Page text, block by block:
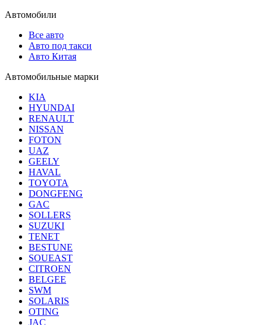
Автомобили
Все авто
Авто под такси
Авто Китая
Автомобильные марки
KIA
HYUNDAI
RENAULT
NISSAN
FOTON
UAZ
GEELY
HAVAL
TOYOTA
DONGFENG
GAC
SOLLERS
SUZUKI
TENET
BESTUNE
SOUEAST
CITROEN
BELGEE
SWM
SOLARIS
OTING
JAC